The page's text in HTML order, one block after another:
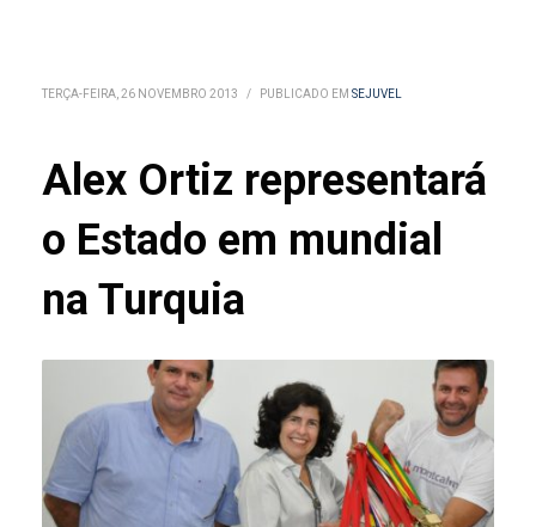
TERÇA-FEIRA, 26 NOVEMBRO 2013 / PUBLICADO EM SEJUVEL
Alex Ortiz representará
o Estado em mundial
na Turquia